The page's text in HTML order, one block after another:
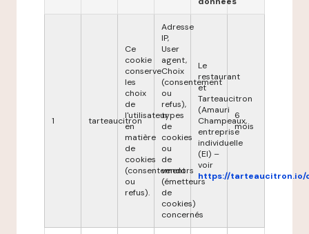
1 tarteaucitron
Ce
cookie
conserve
les
choix
de
l'utilisateur
en
matière
de
cookies
(consentement
ou
refus).
Adresse
IP,
User
agent,
Choix
(consentement
ou
refus),
types
de
cookies
ou
de
vendors
(émetteurs
de
cookies)
concernés
Le
restaurant
et
Tarteaucitron
(Amauri
Champeaux,
entreprise
individuelle
(EI) –
voir
https://tarteaucitron.io/
6
mois